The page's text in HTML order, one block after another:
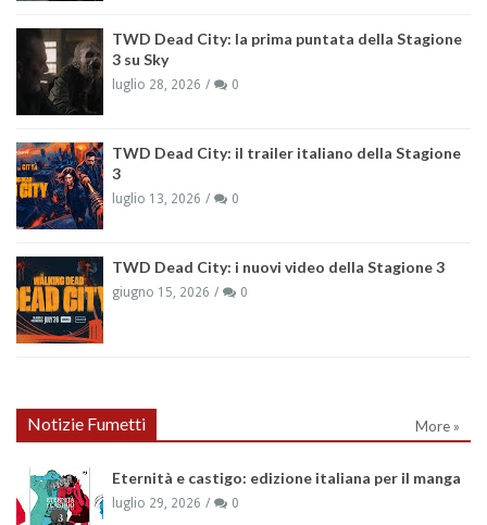
TWD Dead City: la prima puntata della Stagione
3 su Sky
luglio 28, 2026 0
TWD Dead City: il trailer italiano della Stagione
3
luglio 13, 2026 0
TWD Dead City: i nuovi video della Stagione 3
giugno 15, 2026 0
Notizie Fumetti More »
Eternità e castigo: edizione italiana per il manga
luglio 29, 2026 0